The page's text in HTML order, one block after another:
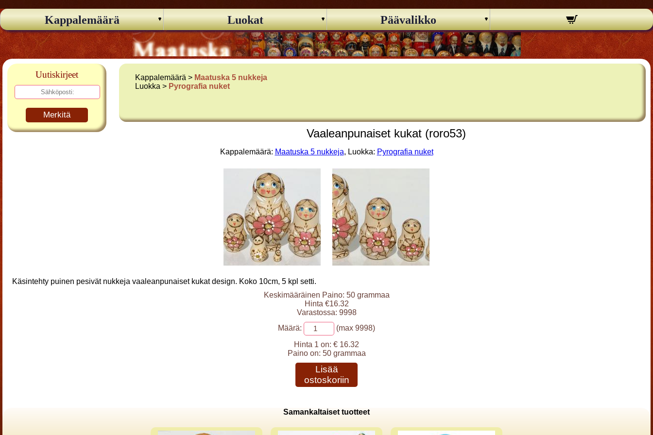
Kappalemäärä Luokat Päävalikko
Uutiskirjeet
Merkitä
Kappalemäärä > Maatuska 5 nukkeja
Luokka > Pyrografia nuket
Vaaleanpunaiset kukat (roro53)
Kappalemäärä: Maatuska 5 nukkeja, Luokka: Pyrografia nuket
Käsintehty puinen pesivät nukkeja vaaleanpunaiset kukat design. Koko 10cm, 5 kpl setti.
Keskimääräinen Paino: 50 grammaa
Hinta €16.32
Varastossa: 9998
Määrä:
(max 9998)
Hinta 1 on: € 16.32
Paino on: 50 grammaa
Lisää
ostoskoriin
Samankaltaiset tuotteet